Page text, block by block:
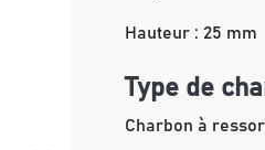
Hauteur : 25 mm
Type de
Charbon à